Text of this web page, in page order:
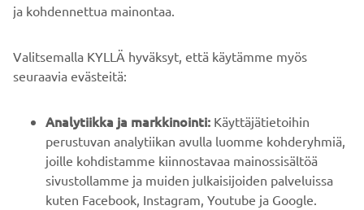
B2B
YAMAHA MUUALLA
ASIAKASTUKI
ja kohdennettua mainontaa.
Valitsemalla KYLLÄ hyväksyt, että käytämme myös
seuraavia evästeitä:
Analytiikka ja markkinointi: Käyttäjätietoihin
perustuvan analytiikan avulla luomme kohderyhmiä,
joille kohdistamme kiinnostavaa mainossisältöä
sivustollamme ja muiden julkaisijoiden palveluissa
kuten Facebook, Instagram, Youtube ja Google.